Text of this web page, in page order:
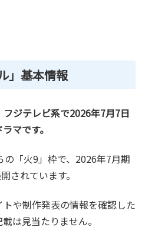
」基本情報
フジテレビ系で2026年7月7日
マです。
「火9」枠で、2026年7月期
されています。
や制作発表の情報を確認した
は見当たりません。